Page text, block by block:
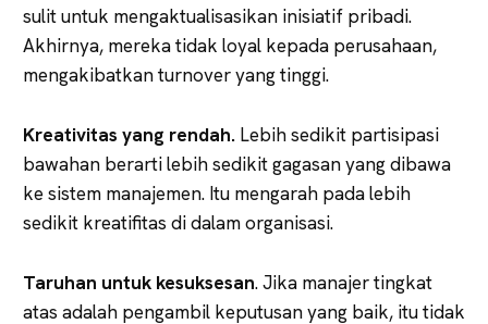
sulit untuk mengaktualisasikan inisiatif pribadi.
Akhirnya, mereka tidak loyal kepada perusahaan,
mengakibatkan turnover yang tinggi.
Kreativitas yang rendah. Lebih sedikit partisipasi
bawahan berarti lebih sedikit gagasan yang dibawa
ke sistem manajemen. Itu mengarah pada lebih
sedikit kreatifitas di dalam organisasi.
Taruhan untuk kesuksesan. Jika manajer tingkat
atas adalah pengambil keputusan yang baik, itu tidak